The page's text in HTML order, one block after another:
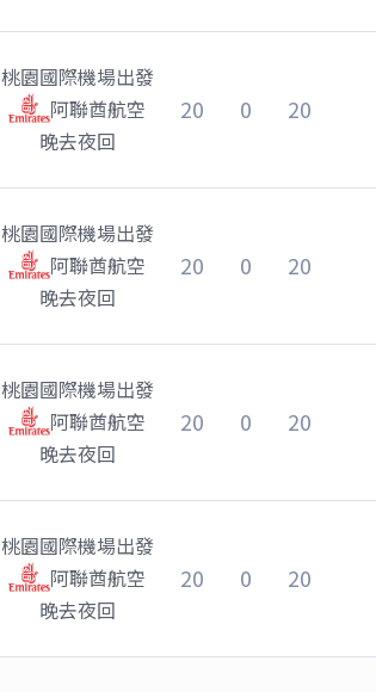
桃園國際機場出發
阿聯酋航空
晚去夜回
20 0 20
桃園國際機場出發
阿聯酋航空
晚去夜回
20 0 20
桃園國際機場出發
阿聯酋航空
晚去夜回
20 0 20
桃園國際機場出發
阿聯酋航空
晚去夜回
20 0 20